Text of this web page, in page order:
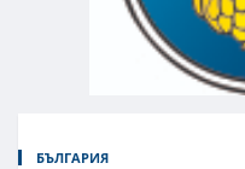
БЪЛГАРИЯ